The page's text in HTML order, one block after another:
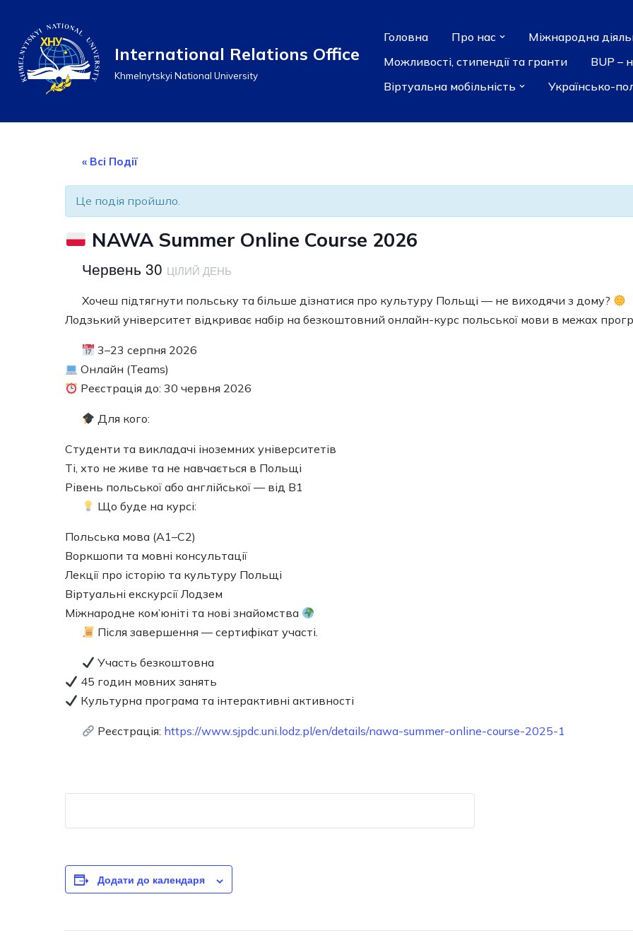
Перейти
до
вмісту
International Relations Office
Khmelnytskyi National University
Головна Про нас Міжнародна
Можливості, стипендії та гранти
BUP –
Віртуальна мобільність
Українсько-
« Всі Події
Це подія пройшло.
NAWA Summer Online Course 2026
Червень 30 ЦІЛИЙ ДЕНЬ
Хочеш підтягнути польську та більше дізнатися про культуру Польщі — не виходячи з дому?
Лодзький університет відкриває набір на безкоштовний онлайн-курс польської мови в межах
3–23 серпня 2026
Онлайн (Teams)
Реєстрація до: 30 червня 2026
Для кого:
Студенти та викладачі іноземних університетів
Ті, хто не живе та не навчається в Польщі
Рівень польської або англійської — від B1
Що буде на курсі:
Польська мова (A1–C2)
Воркшопи та мовні консультації
Лекції про історію та культуру Польщі
Віртуальні екскурсії Лодзем
Міжнародне ком’юніті та нові знайомства
Після завершення — сертифікат участі.
Участь безкоштовна
45 годин мовних занять
Культурна програма та інтерактивні активності
Реєстрація: https://www.sjpdc.uni.lodz.pl/en/details/nawa-summer-online-course-2025-1
Додати до календаря